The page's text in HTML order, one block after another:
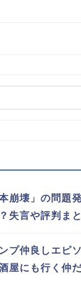
崩壊」の問題
失言や評判まと
プ仲良しエピ
屋にも行く仲